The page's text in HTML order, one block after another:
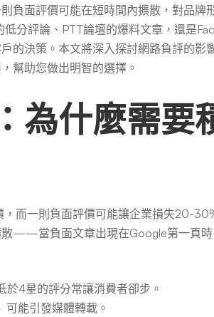
負面評價可能在短時間內擴散，對品牌
分評論、PTT論壇的爆料文章，還是
的決策。本文將深入探討網路負評的影
幫助您做出明智的選擇。
為什麼需要
而一則負面評價可能讓企業損失20-
散——當負面文章出現在Google第一頁
於4星的評分常讓消費者卻步。
可能引發媒體轉載。